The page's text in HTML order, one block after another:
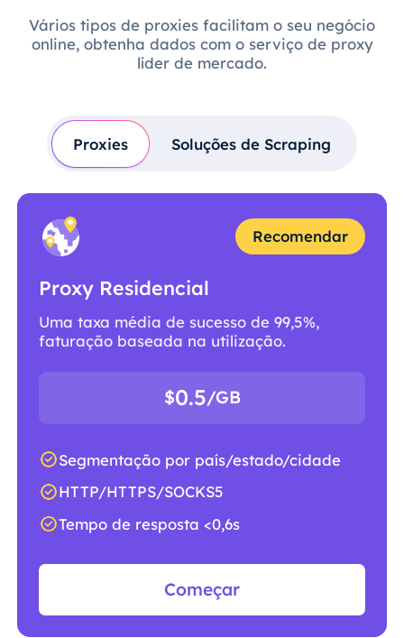
Vários tipos de proxies facilitam o seu negócio
online, obtenha dados com o serviço de proxy
líder de mercado.
Proxies Soluções de Scraping
Recomendar
Proxy Residencial
Uma taxa média de sucesso de 99,5%,
faturação baseada na utilização.
$0.5/GB
Segmentação por país/estado/cidade
HTTP/HTTPS/SOCKS5
Tempo de resposta <0,6s
Começar